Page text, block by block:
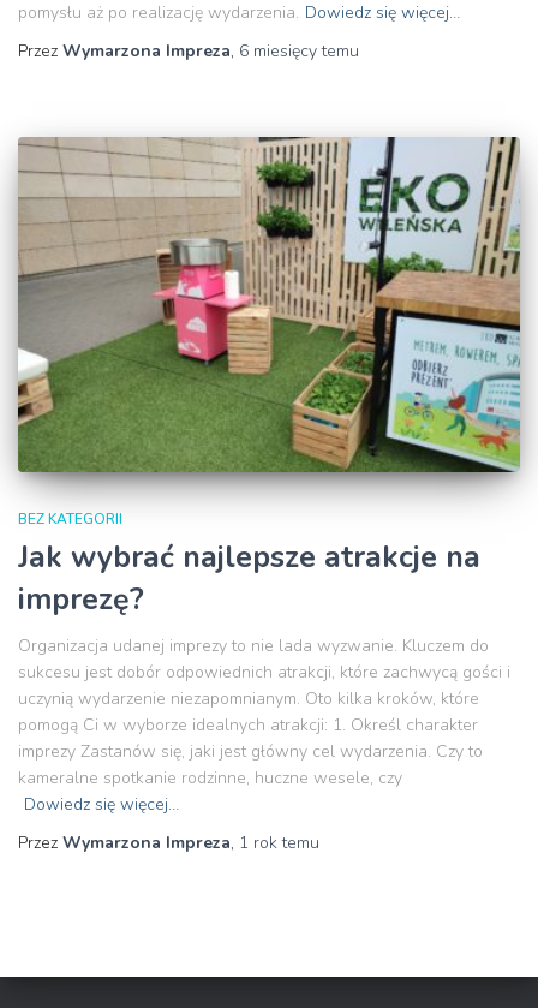
pomysłu aż po realizację wydarzenia. Dowiedz się więcej…
Przez Wymarzona Impreza, 6 miesięcytemu
BEZ KATEGORII
Jak wybrać najlepsze atrakcje na
imprezę?
Organizacja udanej imprezy to nie lada wyzwanie. Kluczem do
sukcesu jest dobór odpowiednich atrakcji, które zachwycą gości i
uczynią wydarzenie niezapomnianym. Oto kilka kroków, które
pomogą Ci w wyborze idealnych atrakcji: 1. Określ charakter
imprezy Zastanów się, jaki jest główny cel wydarzenia. Czy to
kameralne spotkanie rodzinne, huczne wesele, czy
Dowiedz się więcej…
Przez Wymarzona Impreza, 1 roktemu